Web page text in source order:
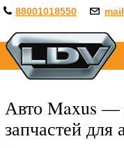
88001018550
Авто Maxus —
запчастей